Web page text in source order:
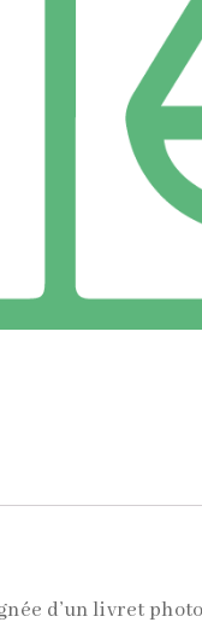
d’un livret